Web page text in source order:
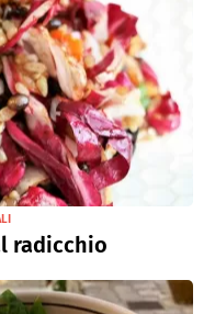
radicchio